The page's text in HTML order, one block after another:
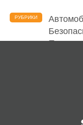
РУБРИКИ
Помощь